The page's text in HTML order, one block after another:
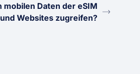
mobilen Daten der eSIM
Websites zugreifen?